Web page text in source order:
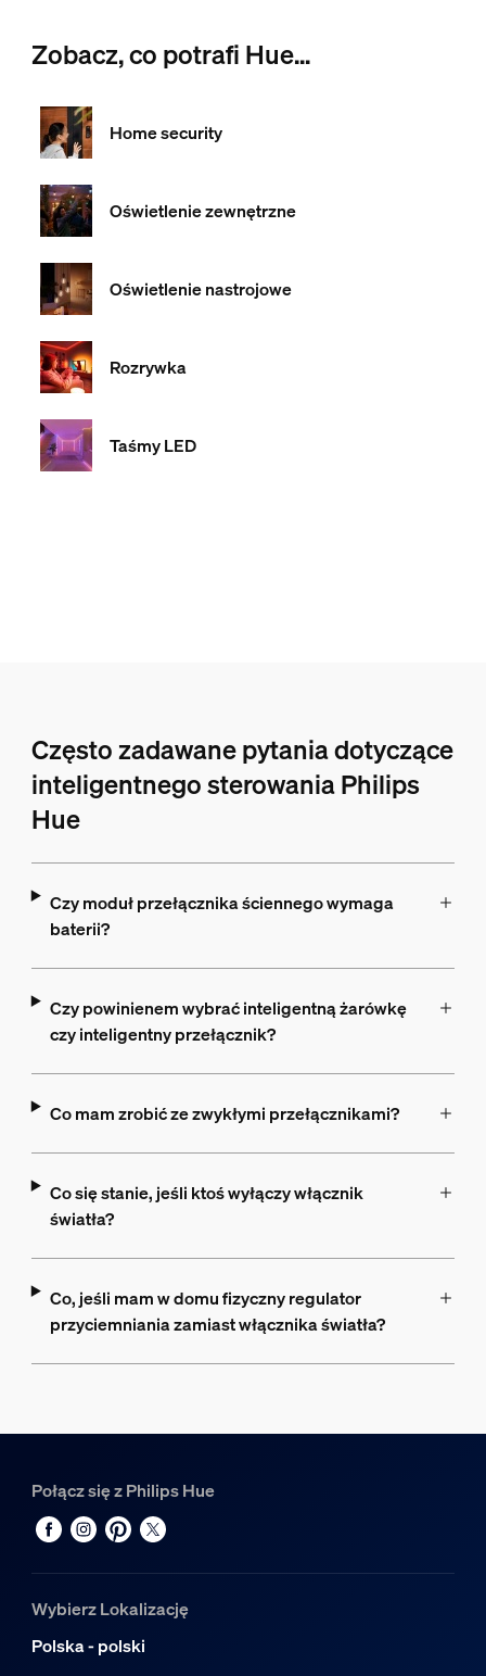
Zobacz, co potrafi Hue...
Home security
Oświetlenie zewnętrzne
Oświetlenie nastrojowe
Rozrywka
Taśmy LED
Często zadawane pytania dotyczące
inteligentnego sterowania Philips
Hue
Czy moduł przełącznika ściennego wymaga
baterii?
Czy powinienem wybrać inteligentną żarówkę
czy inteligentny przełącznik?
Co mam zrobić ze zwykłymi przełącznikami?
Co się stanie, jeśli ktoś wyłączy włącznik
światła?
Co, jeśli mam w domu fizyczny regulator
przyciemniania zamiast włącznika światła?
Połącz się z Philips Hue
Wybierz Lokalizację
Polska - polski